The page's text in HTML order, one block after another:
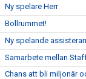
Ny spelare Herr
Bollrummet!
Ny spelande
Samarbete mellan
Chans att bli miljonär